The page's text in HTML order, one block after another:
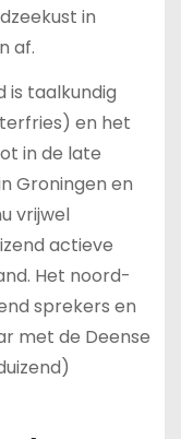
in
af.
is taalkundig
en het
in de late
Groningen en
vrijwel
actieve
Het noord-
sprekers en
met de Deense